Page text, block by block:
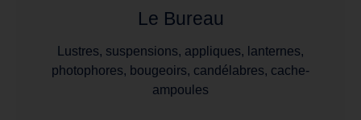
Le Bureau
Lustres, suspensions, appliques, lanternes,
photophores, bougeoirs, candélabres, cache-
ampoules